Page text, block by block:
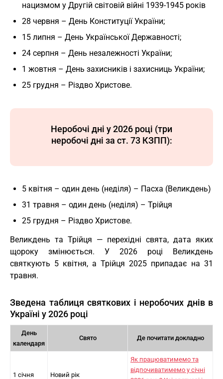
нацизмом у Другій світовій війні 1939-1945 років
28 червня – День Конституції України;
15 липня – День Української Державності;
24 серпня – День незалежності України;
1 жовтня – День захисників і захисниць України;
25 грудня – Різдво Христове.
Неробочі дні у 2026 році (три
неробочі дні за ст. 73 КЗПП):
5 квітня – один день (неділя) – Пасха (Великдень)
31 травня – один день (неділя) – Трійця
25 грудня – Різдво Христове.
Великдень та Трійця — перехідні свята, дата яких
щороку змінюється. У 2026 році Великдень
святкують 5 квітня, а Трійця 2025 припадає на 31
травня.
Зведена таблиця святкових і неробочих днів в
Україні у 2026 році
День
календаря
Свято Де почитати докладно
1 січня Новий рік
Як працюватимемо та
відпочиватимемо у січні